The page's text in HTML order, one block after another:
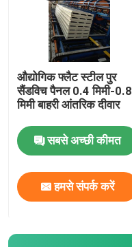
औद्योगिक फ्लैट स्टील पुर
सैंडविच पैनल 0.4 मिमी-0.8
मिमी बाहरी आंतरिक दीवार
सबसे अच्छी कीमत
हमसे संपर्क करें